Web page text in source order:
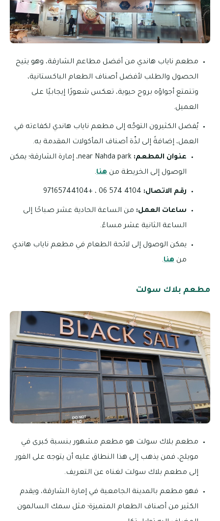
مطعم ناياب هاندي من أفضل مطاعم الشارقة، وهو يتيح
الحصول والطلب لأفضل أصناف الطعام الباكستانية،
وتتمتع أجواؤه بروح حيوية، تعكس شعورًا إيجابيًا على
العميل.
يُفضل الكثيرون التوجّه إلى مطعم ناياب هاندي لكفاءته في
العمل، إضافةً إلى لذّة أصناف المأكولات المقدمة به.
عنوان المطعم:
near Nahda park، إمارة الشارقة؛ يمكن
الوصول إلى الخريطة من هنا.
رقم الاتصال:
ساعات العمل: من الساعة الحادية عشر صباحًا إلى
الساعة الثانية عشر مساءً.
يمكن الوصول إلى لائحة الطعام في مطعم ناياب هاندي
من هنا.
مطعم بلاك سولت
مطعم بلاك سولت هو مطعم مشهور بنسبة كبرى في
مويلح، فمن يذهب إلى هذا النطاق عليه أن يتوجه على الفور
إلى مطعم بلاك سولت لغناه عن التعريف.
فهو مطعم بالمدينة الجامعية في إمارة الشارقة، ويقدم
الكثير من أصناف الطعام المتميزة؛ مثل سمك السالمون